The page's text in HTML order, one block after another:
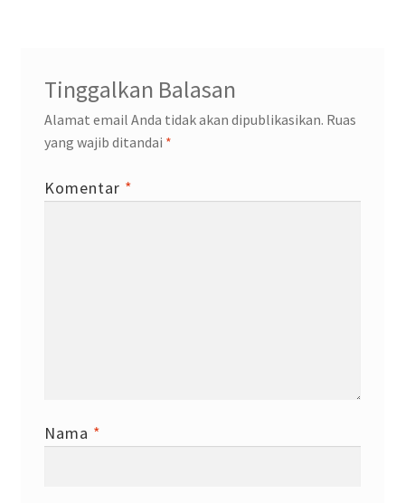
Tinggalkan Balasan
Alamat email Anda tidak akan dipublikasikan. Ruas
yang wajib ditandai *
Komentar *
Nama *